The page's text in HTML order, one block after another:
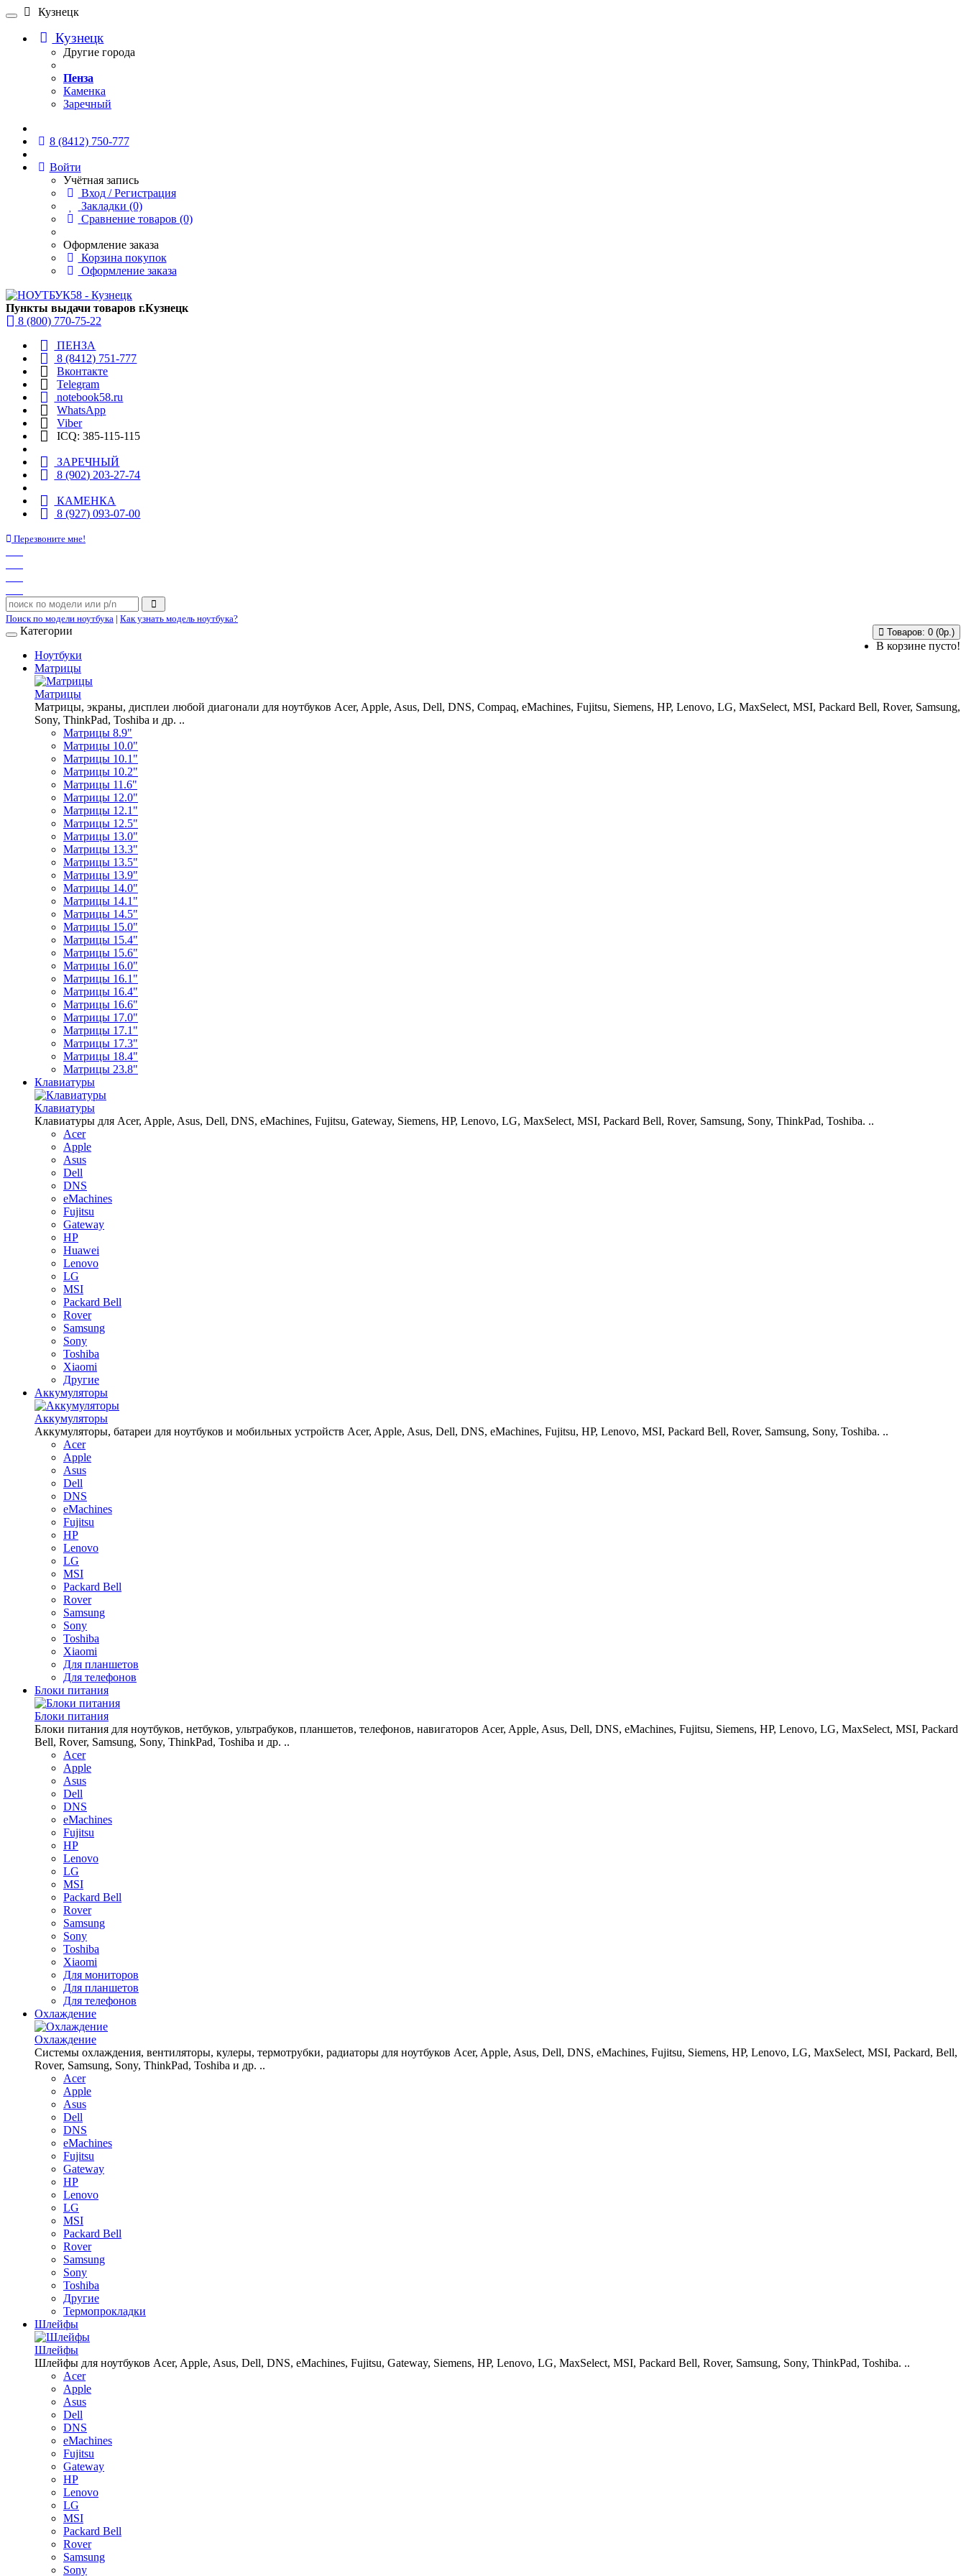
Кузнецк
Кузнецк
Другие города
Пенза
Каменка
Заречный
8 (8412) 750-777
Войти
Учётная запись
Вход / Регистрация
Закладки (0)
Сравнение товаров (0)
Оформление заказа
Корзина покупок
Оформление заказа
Пункты выдачи товаров г.Кузнецк
8 (800) 770-75-22
ПЕНЗА
8 (8412) 751-777
Вконтакте
Telegram
notebook58.ru
WhatsApp
Viber
ICQ: 385-115-115
ЗАРЕЧНЫЙ
8 (902) 203-27-74
КАМЕНКА
8 (927) 093-07-00
Перезвоните мне!
Поиск по модели ноутбука | Как узнать модель ноутбука?
Товаров: 0 (0р.)
В корзине пусто!
Категории
Ноутбуки
Матрицы
Матрицы
Матрицы, экраны, дисплеи любой диагонали для ноутбуков Acer, Apple, Asus, Dell, DNS, Compaq, eMachines, Fujitsu, Siemens, HP, Lenovo, LG, MaxSelect, MSI, Packard Bell, Rover, Samsung,
Sony, ThinkPad, Toshiba и др. ..
Матрицы 8.9"
Матрицы 10.0"
Матрицы 10.1"
Матрицы 10.2"
Матрицы 11.6"
Матрицы 12.0"
Матрицы 12.1"
Матрицы 12.5"
Матрицы 13.0"
Матрицы 13.3"
Матрицы 13.5"
Матрицы 13.9"
Матрицы 14.0"
Матрицы 14.1"
Матрицы 14.5"
Матрицы 15.0"
Матрицы 15.4"
Матрицы 15.6"
Матрицы 16.0"
Матрицы 16.1"
Матрицы 16.4"
Матрицы 16.6"
Матрицы 17.0"
Матрицы 17.1"
Матрицы 17.3"
Матрицы 18.4"
Матрицы 23.8"
Клавиатуры
Клавиатуры
Клавиатуры для Acer, Apple, Asus, Dell, DNS, eMachines, Fujitsu, Gateway, Siemens, HP, Lenovo, LG, MaxSelect, MSI, Packard Bell, Rover, Samsung, Sony, ThinkPad, Toshiba. ..
Acer
Apple
Asus
Dell
DNS
eMachines
Fujitsu
Gateway
HP
Huawei
Lenovo
LG
MSI
Packard Bell
Rover
Samsung
Sony
Toshiba
Xiaomi
Другие
Аккумуляторы
Аккумуляторы
Аккумуляторы, батареи для ноутбуков и мобильных устройств Acer, Apple, Asus, Dell, DNS, eMachines, Fujitsu, HP, Lenovo, MSI, Packard Bell, Rover, Samsung, Sony, Toshiba. ..
Acer
Apple
Asus
Dell
DNS
eMachines
Fujitsu
HP
Lenovo
LG
MSI
Packard Bell
Rover
Samsung
Sony
Toshiba
Xiaomi
Для планшетов
Для телефонов
Блоки питания
Блоки питания
Блоки питания для ноутбуков, нетбуков, ультрабуков, планшетов, телефонов, навигаторов Acer, Apple, Asus, Dell, DNS, eMachines, Fujitsu, Siemens, HP, Lenovo, LG, MaxSelect, MSI, Packard
Bell, Rover, Samsung, Sony, ThinkPad, Toshiba и др. ..
Acer
Apple
Asus
Dell
DNS
eMachines
Fujitsu
HP
Lenovo
LG
MSI
Packard Bell
Rover
Samsung
Sony
Toshiba
Xiaomi
Для мониторов
Для планшетов
Для телефонов
Охлаждение
Охлаждение
Системы охлаждения, вентиляторы, кулеры, термотрубки, радиаторы для ноутбуков Acer, Apple, Asus, Dell, DNS, eMachines, Fujitsu, Siemens, HP, Lenovo, LG, MaxSelect, MSI, Packard, Bell,
Rover, Samsung, Sony, ThinkPad, Toshiba и др. ..
Acer
Apple
Asus
Dell
DNS
eMachines
Fujitsu
Gateway
HP
Lenovo
LG
MSI
Packard Bell
Rover
Samsung
Sony
Toshiba
Другие
Термопрокладки
Шлейфы
Шлейфы
Шлейфы для ноутбуков Acer, Apple, Asus, Dell, DNS, eMachines, Fujitsu, Gateway, Siemens, HP, Lenovo, LG, MaxSelect, MSI, Packard Bell, Rover, Samsung, Sony, ThinkPad, Toshiba. ..
Acer
Apple
Asus
Dell
DNS
eMachines
Fujitsu
Gateway
HP
Lenovo
LG
MSI
Packard Bell
Rover
Samsung
Sony